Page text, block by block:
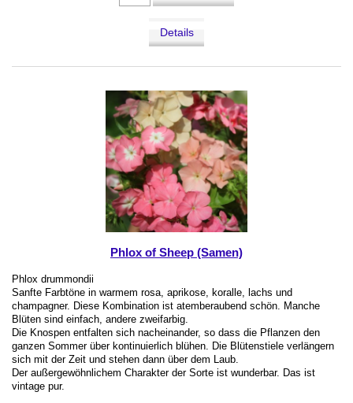
Details
Phlox of Sheep (Samen)
Phlox drummondii
Sanfte Farbtöne in warmem rosa, aprikose, koralle, lachs und
champagner. Diese Kombination ist atemberaubend schön. Manche
Blüten sind einfach, andere zweifarbig.
Die Knospen entfalten sich nacheinander, so dass die Pflanzen den
ganzen Sommer über kontinuierlich blühen. Die Blütenstiele verlängern
sich mit der Zeit und stehen dann über dem Laub.
Der außergewöhnlichem Charakter der Sorte ist wunderbar. Das ist
vintage pur.